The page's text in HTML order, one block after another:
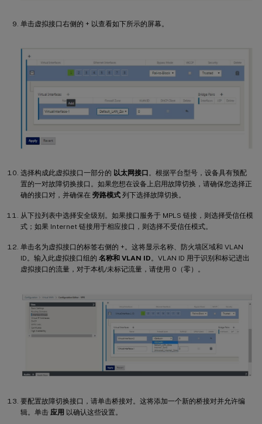
单击虚拟接口右侧的 + 以查看如下所示的屏幕。
选择构成此虚拟接口一部分的 以太网接口 。根据平台型号，设备具有预配
置的一对故障切换接口。如果您想在设备上启用故障切换，请确保您选择正
确的接口对，并确保在 旁路模式 列下选择故障切换。
从下拉列表中选择安全级别。如果接口服务于 MPLS 链接，则选择受信任模
式；如果 Internet 链接用于相应接口，则选择不受信任模式。
单击名为虚拟接口的标签右侧的 +。这将显示名称、防火墙区域和 VLAN
ID。输入此虚拟接口组的 名称和 VLAN ID 。VLAN ID 用于识别和标记进出
虚拟接口的流量，对于本机/未标记流量，请使用 0（零）。
要配置故障切换接口，请单击桥接对。这将添加一个新的桥接对并允许编
辑。单击 应用 以确认这些设置。